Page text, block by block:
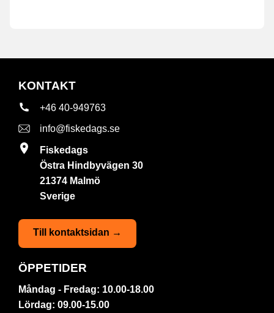
KONTAKT
+46 40-949763
info@fiskedags.se
Fiskedags
Östra Hindbyvägen 30
21374 Malmö
Sverige
Till kontaktsidan →
ÖPPETIDER
Måndag - Fredag: 10.00-18.00
Lördag: 09.00-15.00